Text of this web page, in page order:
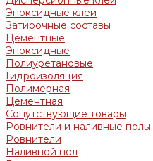
Эпоксидные клеи
Затирочные составы
Цементные
Эпоксидные
Полиуретановые
Гидроизоляция
Полимерная
Цементная
Сопутствующие товары
Ровнители и наливные полы
Ровнители
Наливной пол